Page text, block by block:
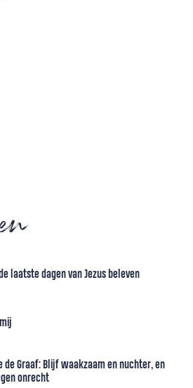
laatste dagen van Jezus beleven
de Graaf: Blijf waakzaam en nuchter, en
onrecht